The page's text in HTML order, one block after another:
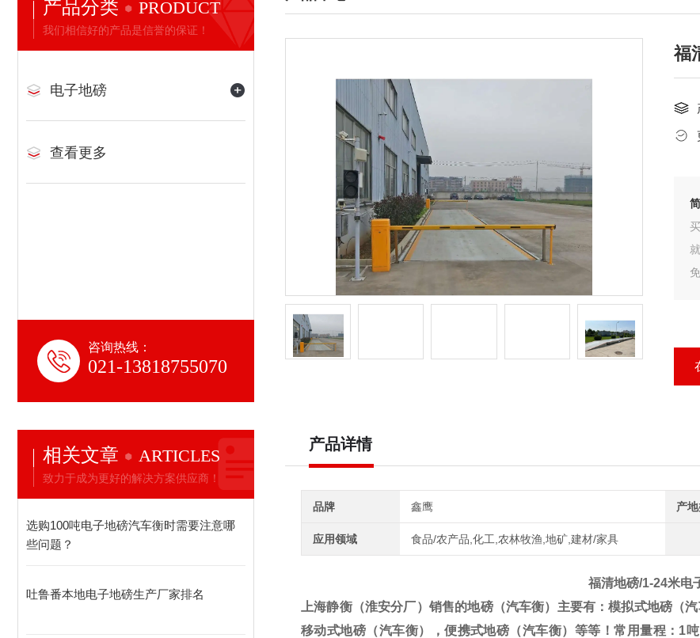
产品分类 PRODUCT
我们相信好的产品是信誉的保证！
电子地磅
查看更多
咨询热线：
021-13818755070
相关文章 ARTICLES
致力于成为更好的解决方案供应商！
选购100吨电子地磅汽车衡时需要注意哪
些问题？
吐鲁番本地电子地磅生产厂家排名
福
产品详情
品牌 鑫鹰 产地
应用领域 食品/农产品,化工,农林牧渔,地矿,建材/家具
福清地磅/1-24米电
上海静衡（淮安分厂）销售的地磅（汽车衡） 主要有：模拟式地磅（
移动式地磅（汽车衡），便携式地磅（汽车衡）等等！常用量程： 1吨